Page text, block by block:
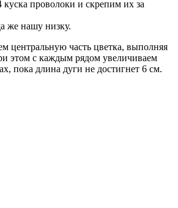
куска проволоки и скрепим их за
же нашу низку.
центральную часть цветка, выполняя
этом с каждым рядом увеличиваем
пока длина дуги не достигнет 6 см.